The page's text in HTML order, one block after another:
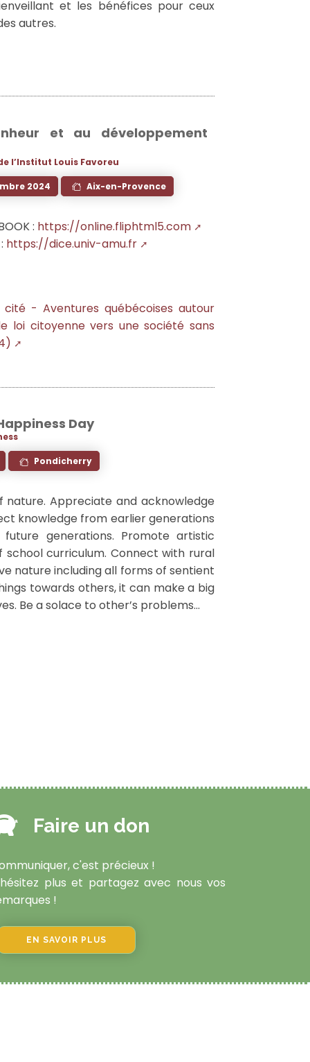
et les bénéfices pour ceux
autres.
et au développement
l’Institut Louis Favoreu
2024 Aix-en-Provence
: https://online.fliphtml5.com
https://dice.univ-amu.fr
cité - Aventures québécoises autour
loi citoyenne vers une société sans
Day
Pondicherry
nature. Appreciate and acknowledge
knowledge from earlier generations
generations. Promote artistic
curriculum. Connect with rural
nature including all forms of sentient
towards others, it can make a big
Be a solace to other’s problems...
Faire un don
c'est précieux !
plus et partagez avec nous vos
!
EN SAVOIR PLUS